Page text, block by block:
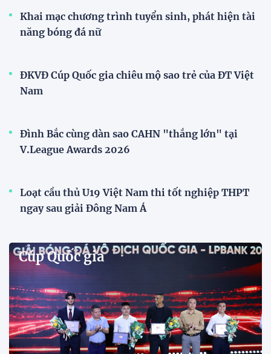
Khai mạc chương trình tuyển sinh, phát hiện tài
năng bóng đá nữ
ĐKVĐ Cúp Quốc gia chiêu mộ sao trẻ của ĐT Việt
Nam
Đình Bắc cùng dàn sao CAHN "thắng lớn" tại
V.League Awards 2026
Loạt cầu thủ U19 Việt Nam thi tốt nghiệp THPT
ngay sau giải Đông Nam Á
Cúp Quốc gia